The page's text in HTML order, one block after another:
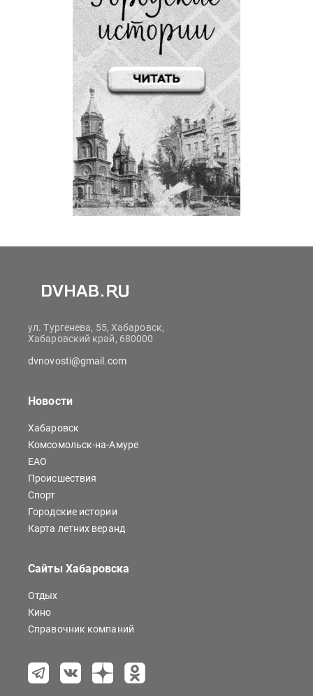
ул. Тургенева, 55, Хабаровск,
Хабаровский край, 680000
dvnovosti@gmail.com
Новости
Хабаровск
Комсомольск-на-Амуре
ЕАО
Происшествия
Спорт
Городские истории
Карта летних веранд
Сайты Хабаровска
Отдых
Кино
Справочник компаний